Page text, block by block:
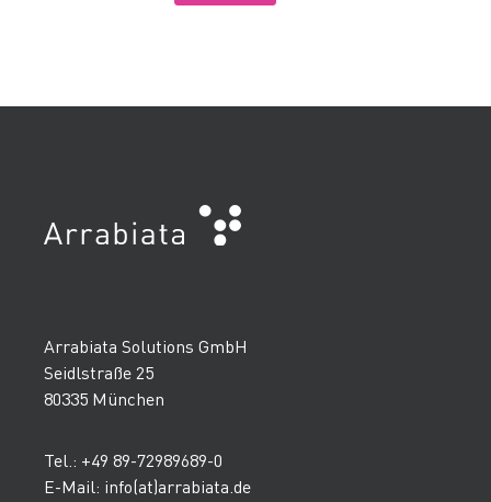
Arrabiata Solutions GmbH
Seidlstraße 25
80335 München
Tel.: +49 89-72989689-0
E-Mail: info(at)arrabiata.de